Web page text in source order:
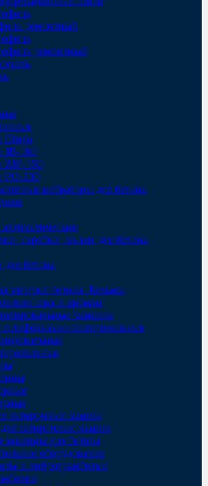
ремонтный
ремонтный
Dingo
JB-160
ZIP-150
FO-230
вибраторы для бетона
скребки, малки для бетона
для бетона
затирки бетона. Кельмы
шва и кромки
машины
полировальные
затирочных машин
затирочных машин
машины для бетона
оборудование
и вибротрамбовки